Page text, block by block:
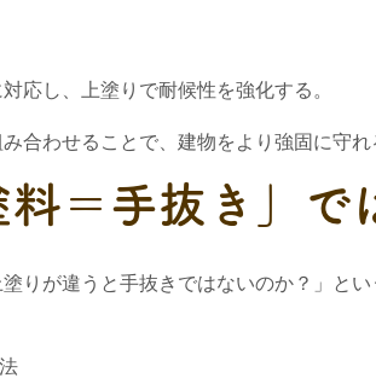
応し、上塗りで耐候性を強化する。
合わせることで、建物をより強固に守れ
料＝手抜き」で
りが違うと手抜きではないのか？」と